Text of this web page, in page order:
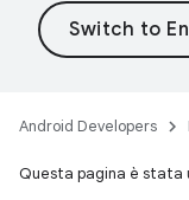
Android Developers
Questa pagina è stata